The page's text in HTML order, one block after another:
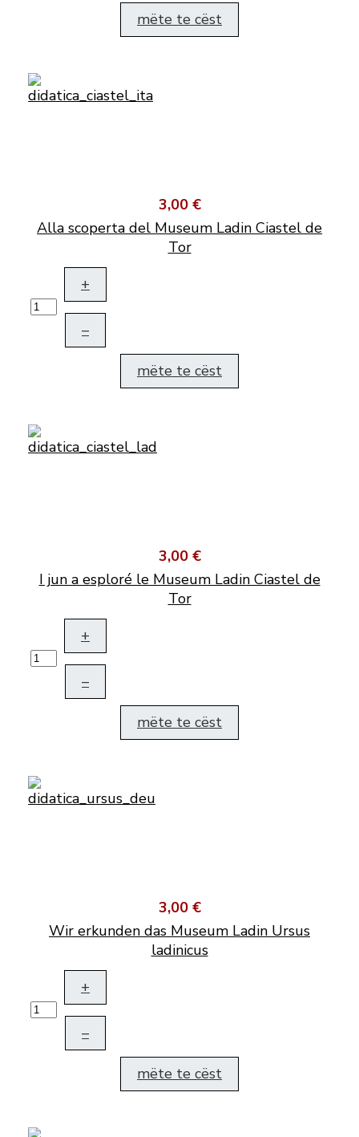
mëte te cëst
3,00 €
Alla scoperta del Museum Ladin Ciastel de
Tor
+
–
mëte te cëst
3,00 €
I jun a esploré le Museum Ladin Ciastel de
Tor
+
–
mëte te cëst
3,00 €
Wir erkunden das Museum Ladin Ursus
ladinicus
+
–
mëte te cëst